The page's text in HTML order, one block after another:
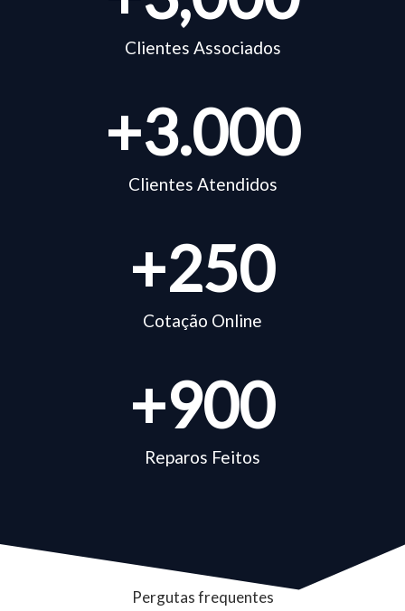
Clientes Associados
Clientes Atendidos
+3.000
Cotação Online
+250
Reparos Feitos
+900
Pergutas frequentes